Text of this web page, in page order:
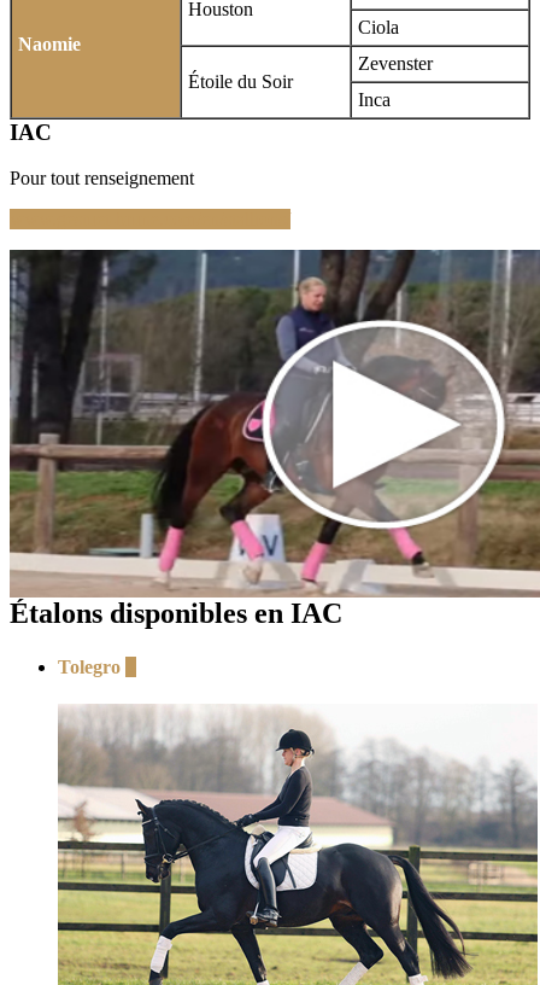
Naomie
Houston
Ciola
Étoile du Soir
Zevenster
Inca
IAC
Pour tout renseignement
Étalons disponibles en IAC
Tolegro